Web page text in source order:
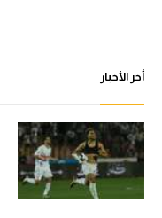
أخر الأخبار